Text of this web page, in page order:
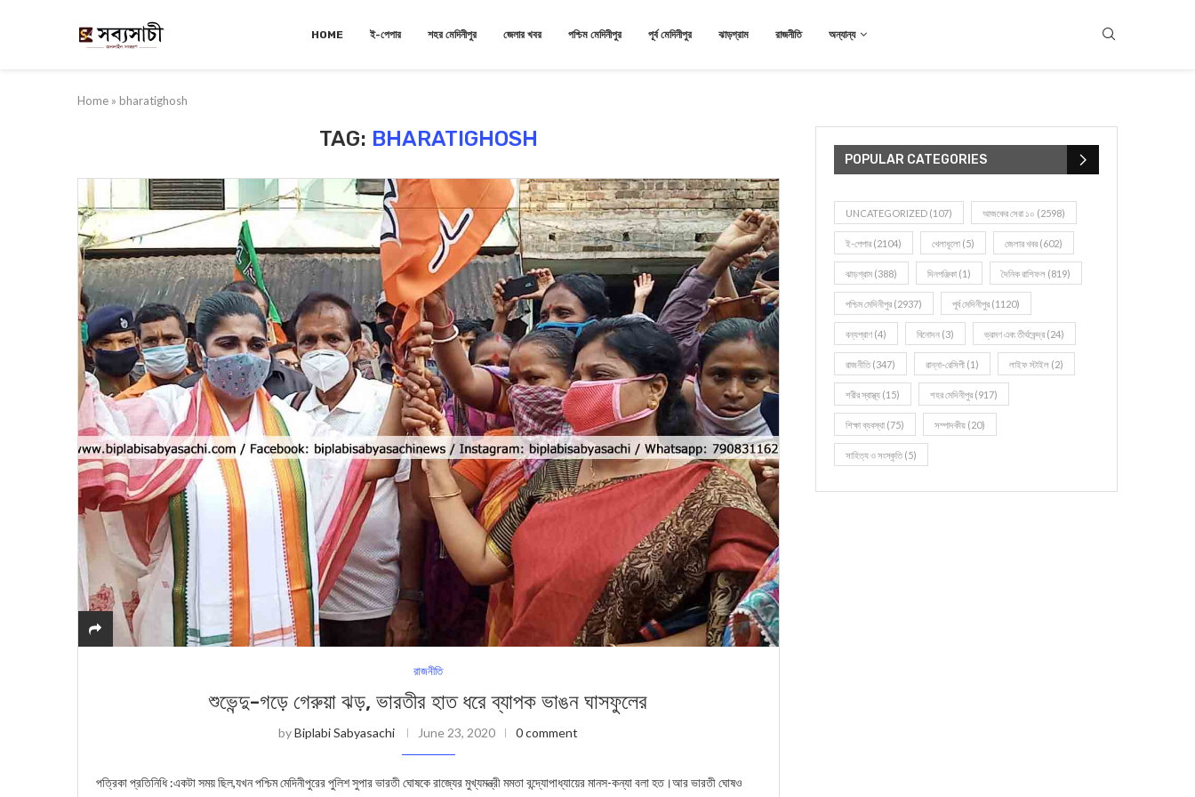
HOME ই-পেপার শহর মেদিনীপুর জেলার খবর পশ্চিম মেদিনীপুর পূর্ব মেদিনীপুর ঝাড়গ্রাম রাজনীতি অন্যান্য
Home » bharatighosh
TAG: BHARATIGHOSH
রাজনীতি
শুভেন্দু-গড়ে গেরুয়া ঝড়, ভারতীর হাত ধরে ব্যাপক ভাঙন ঘাসফুলের
byBiplabi Sabyasachi June 23, 2020 0 comment
পত্রিকা প্রতিনিধি :একটা সময় ছিল,যখন পশ্চিম মেদিনীপুরের পুলিশ সুপার ভারতী ঘোষকে রাজ্যের মুখ্যমন্ত্রী মমতা বন্দ্যোপাধ্যায়ের মানস-কন্যা বলা হত।আর ভারতী ঘোষও
POPULAR CATEGORIES
UNCATEGORIZED (107) আজকের সেরা ১০ (2598)
ই-পেপার (2104) খেলাধূলো (5) জেলার খবর (602)
ঝাড়গ্রাম (388) দিনপঞ্জিকা (1) দৈনিক রাশিফল (819)
পশ্চিম মেদিনীপুর (2937) পূর্ব মেদিনীপুর (1120)
বন্যপ্রাণ (4) বিনোদন (3) ভ্রমণ এবং তীর্থকেন্দ্র (24)
রাজনীতি(347) রান্না-রেসিপী (1) লাইফ স্টাইল (2)
শরীর স্বাস্থ্য (15) শহর মেদিনীপুর (917)
শিক্ষা ব্যবস্থা (75) সম্পাদকীয় (20)
সাহিত্য ও সংস্কৃতি(5)